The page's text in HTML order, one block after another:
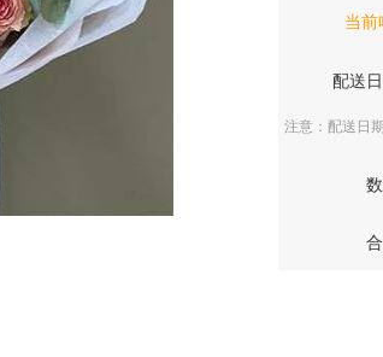
当前
配送
注意：配送日